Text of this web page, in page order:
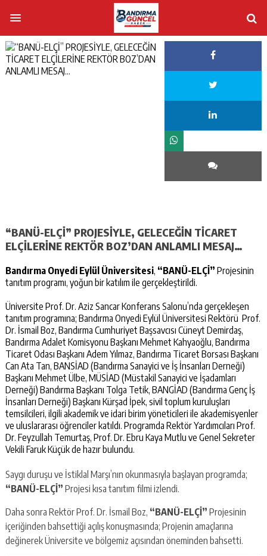
“BANÜ-ELÇİ” PROJESİYLE, GELECEĞİN TİCARET
ELÇİLERİNE REKTÖR BOZ’DAN ANLAMLI MESAJ…
Bandırma Onyedi Eylül Üniversitesi, “BANÜ-ELÇİ” Projesinin
tanıtım programı, yoğun bir katılım ile gerçekleştirildi.
Üniversite Prof. Dr. Aziz Sancar Konferans Salonu’nda gerçekleşen
tanıtım programına; Bandırma Onyedi Eylül Üniversitesi Rektörü Prof.
Dr. İsmail Boz, Bandırma Cumhuriyet Başsavcısı Cüneyt Demirdaş,
Bandırma Adalet Komisyonu Başkanı Mehmet Kahyaoğlu, Bandırma
Ticaret Odası Başkanı Adem Yılmaz, Bandırma Ticaret Borsası Başkanı
Can Ata Tan, BANSİAD (Bandırma Sanayici ve İş İnsanları Derneği)
Başkanı Mehmet Ülbe, MÜSİAD (Müstakil Sanayici ve İşadamları
Derneği) Bandırma Başkanı Tolga Tetik, BANGİAD (Bandırma Genç İş
İnsanları Derneği) Başkanı Kürşad İpek, sivil toplum kuruluşları
temsilcileri, ilgili akademik ve idari birim yöneticileri ile akademisyenler
ve uluslararası öğrenciler katıldı. Programda Rektör Yardımcıları Prof.
Dr. Feyzullah Temurtaş, Prof. Dr. Ebru Kaya Mutlu ve Genel Sekreter
Vekili Faruk Küçük de hazır bulundu.
Saygı duruşu ve İstiklal Marşı’nın okunmasıyla başlayan programda;
“BANÜ-ELÇİ” Projesi kısa tanıtım filmi izlendi.
Daha sonra Rektör Prof. Dr. İsmail Boz, “BANÜ-ELÇİ” Projesinin
içeriğinden bahsettiği açılış konuşmasında; Projenin amaçlarına
değinerek Üniversite ve bölgemiz açısından öneminden bahsetti.